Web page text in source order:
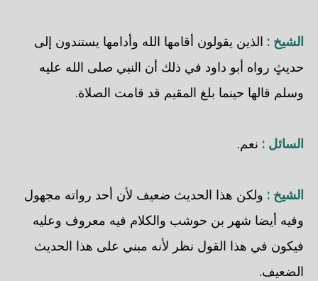
الشيخ : الذين يقولون أقامها الله وأدامها يستندون إلى
حديثٍ رواه أبو داود في ذلك أن النبي صلى الله عليه
وسلم قالها حينما بلغ المقيم قد قامت الصلاة.
السائل : نعم.
الشيخ : ولكن هذا الحديث ضعيف لأن أحد رواته مجهول
وفيه أيضا شهر بن حوشب والكلام فيه معروف وعليه
فيكون في هذا القول نظر لأنه مبني على هذا الحديث
الضعيف.